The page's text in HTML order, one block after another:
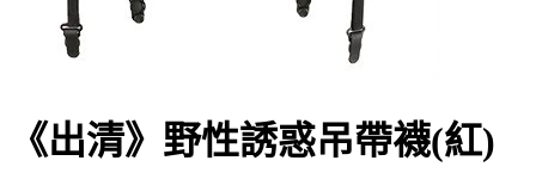
《出清》野性誘惑吊帶襪(紅)